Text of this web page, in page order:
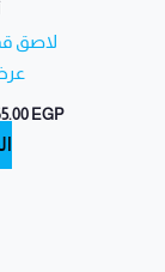
عرض
EGP